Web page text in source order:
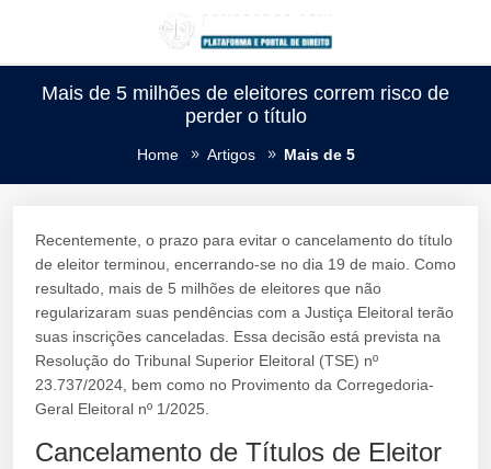
Mais de 5 milhões de eleitores correm risco de
perder o título
Home Artigos Mais de 5
Recentemente, o prazo para evitar o cancelamento do título
de eleitor terminou, encerrando-se no dia 19 de maio. Como
resultado, mais de 5 milhões de eleitores que não
regularizaram suas pendências com a Justiça Eleitoral terão
suas inscrições canceladas. Essa decisão está prevista na
Resolução do Tribunal Superior Eleitoral (TSE) nº
23.737/2024, bem como no Provimento da Corregedoria-
Geral Eleitoral nº 1/2025.
Cancelamento de Títulos de Eleitor